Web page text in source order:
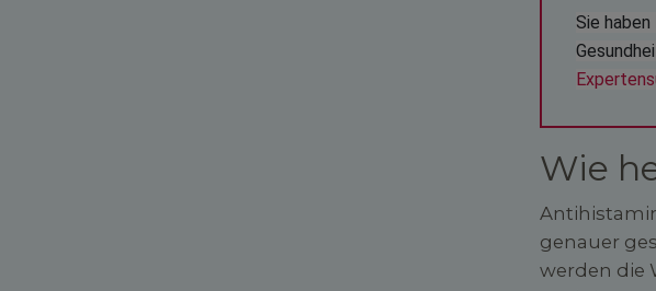
Sie
Wie
genauer
werden die